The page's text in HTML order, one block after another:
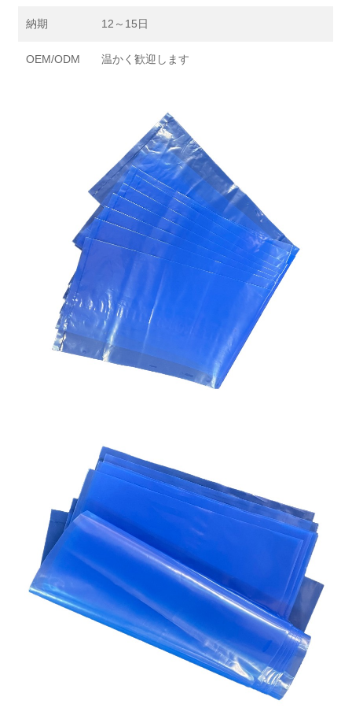
納期 12～15日
OEM/ODM 温かく歓迎します